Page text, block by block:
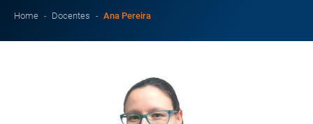
Home Docentes Ana Pereira